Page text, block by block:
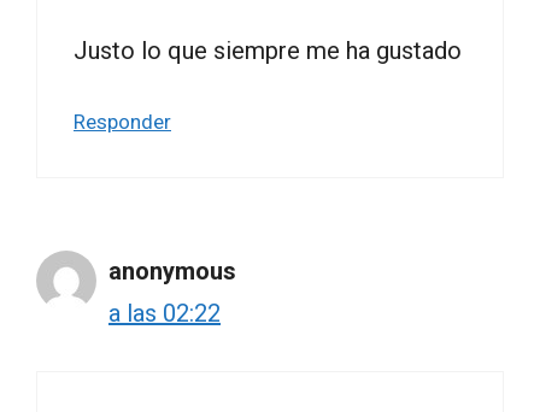
Justo lo que siempre me ha gustado
Responder
anonymous
a las 02:22